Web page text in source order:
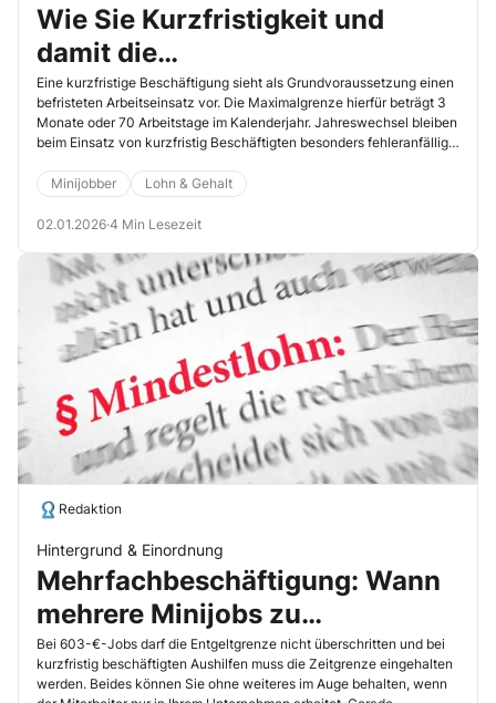
Wie Sie Kurzfristigkeit und
damit die
Sozialversicherungsfreiheit von
Aushilfen sicherstellen
Eine kurzfristige Beschäftigung sieht als Grundvoraussetzung einen
befristeten Arbeitseinsatz vor. Die Maximalgrenze hierfür beträgt 3
Monate oder 70 Arbeitstage im Kalenderjahr. Jahreswechsel bleiben
beim Einsatz von kurzfristig Beschäftigten besonders fehleranfällig.
Minijobber
Lohn & Gehalt
02.01.2026·4 Min Lesezeit
Redaktion
Hintergrund & Einordnung
Mehrfachbeschäftigung: Wann
mehrere Minijobs zu
Nachzahlungen führen – und
wie Sie das prüfen
Bei 603-€-Jobs darf die Entgeltgrenze nicht überschritten und bei
kurzfristig beschäftigten Aushilfen muss die Zeitgrenze eingehalten
werden. Beides können Sie ohne weiteres im Auge behalten, wenn